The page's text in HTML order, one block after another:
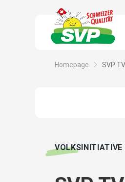
Homepage SVP TV
VOLKSINITIATIVE